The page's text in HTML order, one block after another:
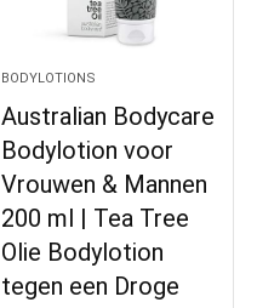
BODYLOTIONS
Australian Bodycare
Bodylotion voor
Vrouwen & Mannen
200 ml | Tea Tree
Olie Bodylotion
tegen een Droge